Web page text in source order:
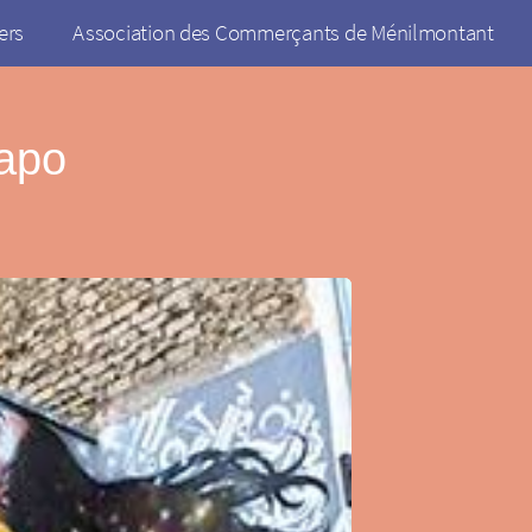
Association des Commerçants de Ménilmontant